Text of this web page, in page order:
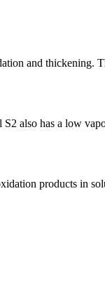
and
also has a low
products in